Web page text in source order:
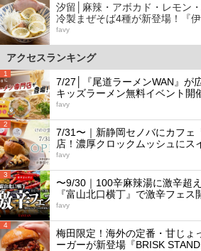
汐留│麻辣・アボカド・レモン
冷製まぜそば4種が新登場！『伊
favy
アクセスランキング
1
7/27│『尾道ラーメンWAN』が
キッズラーメン無料イベント開
favy
2
7/31〜｜新静岡セノバにカフェ
店！濃厚クロックムッシュにス
favy
3
〜9/30｜100辛麻辣湯に激辛超
『富山北口横丁』で激辛フェス
favy
4
梅田限定！海外の定番・甘じょ
ーガーが新登場『BRISK STAND